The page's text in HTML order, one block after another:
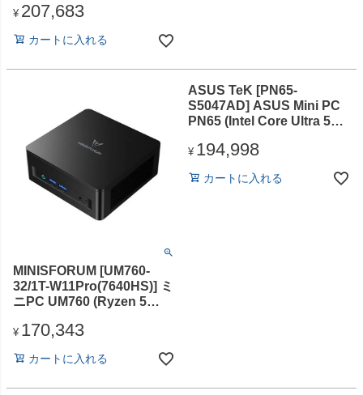
ブ/Win11Pro/Office無)
¥ 207,683
カートに入れる
MINISFORUM [UM760-
32/1T-W11Pro(7640HS)] ミ
ニPC UM760 (Ryzen 5
32GB/SSD1TB/光学ドライ
Pro/Office無)
¥ 170,343
カートに入れる
ASUS TeK [PN65-
S5047AD] ASUS Mini PC
PN65 (Intel Core Ultra 5
(PCIE)/光学ドライブな
¥ 194,998
カートに入れる